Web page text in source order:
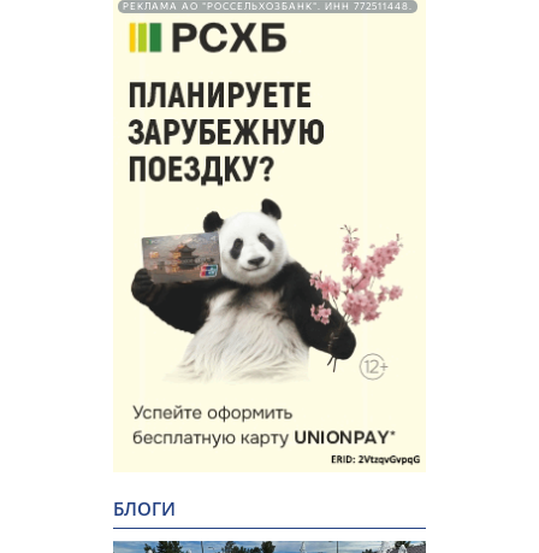
РЕКЛАМА АО "РОССЕЛЬХОЗБАНК". ИНН 772511448.
БЛОГИ